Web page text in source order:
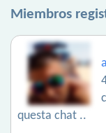
Miembros
questa chat ..